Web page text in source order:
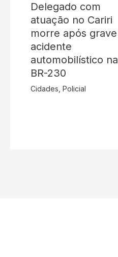
Delegado com
atuação no Cariri
morre após grave
acidente
automobilístico na
BR-230
Cidades Policial